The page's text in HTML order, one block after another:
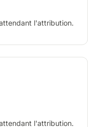
l'attribution.
l'attribution.